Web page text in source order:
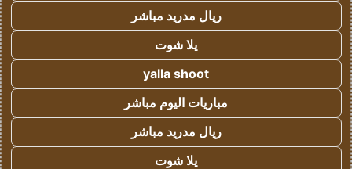
ريال مدريد مباشر
يلا شوت
yalla shoot
مباريات اليوم مباشر
ريال مدريد مباشر
يلا شوت